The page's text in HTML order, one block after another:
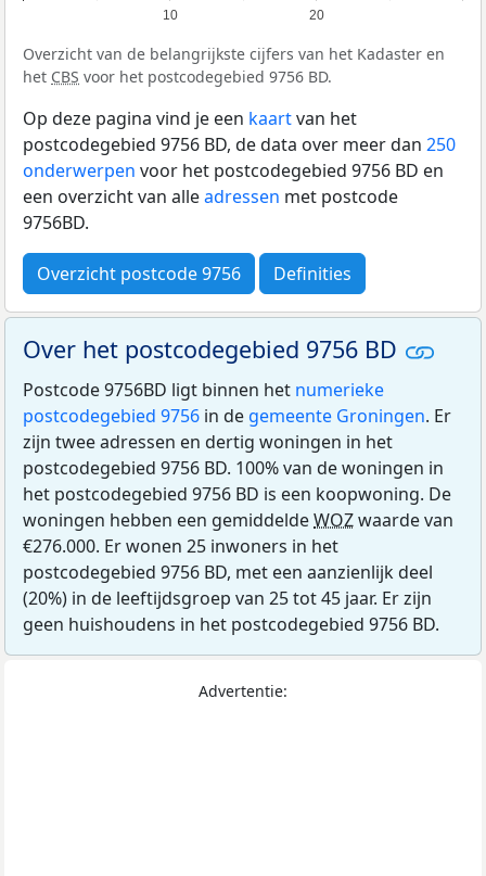
10 20
Overzicht van de belangrijkste cijfers van het Kadaster en
het CBS voor het postcodegebied 9756 BD.
Op deze pagina vind je een kaartvan het
postcodegebied 9756 BD, de data over meer dan 250
onderwerpen voor het postcodegebied 9756 BD en
een overzicht van alleadressen met postcode
9756BD.
Overzicht postcode 9756 Definities
Over het postcodegebied 9756 BD
Postcode 9756BD ligt binnen het numerieke
postcodegebied 9756 in de gemeente Groningen. Er
zijn twee adressen en dertig woningen in het
postcodegebied 9756 BD. 100% van de woningen in
het postcodegebied 9756 BD is een koopwoning. De
woningen hebben een gemiddeldeWOZwaarde van
€276.000. Er wonen 25 inwoners in het
postcodegebied 9756 BD, met een aanzienlijk deel
(20%) in de leeftijdsgroep van 25 tot 45 jaar. Er zijn
geen huishoudens in het postcodegebied 9756 BD.
Advertentie: